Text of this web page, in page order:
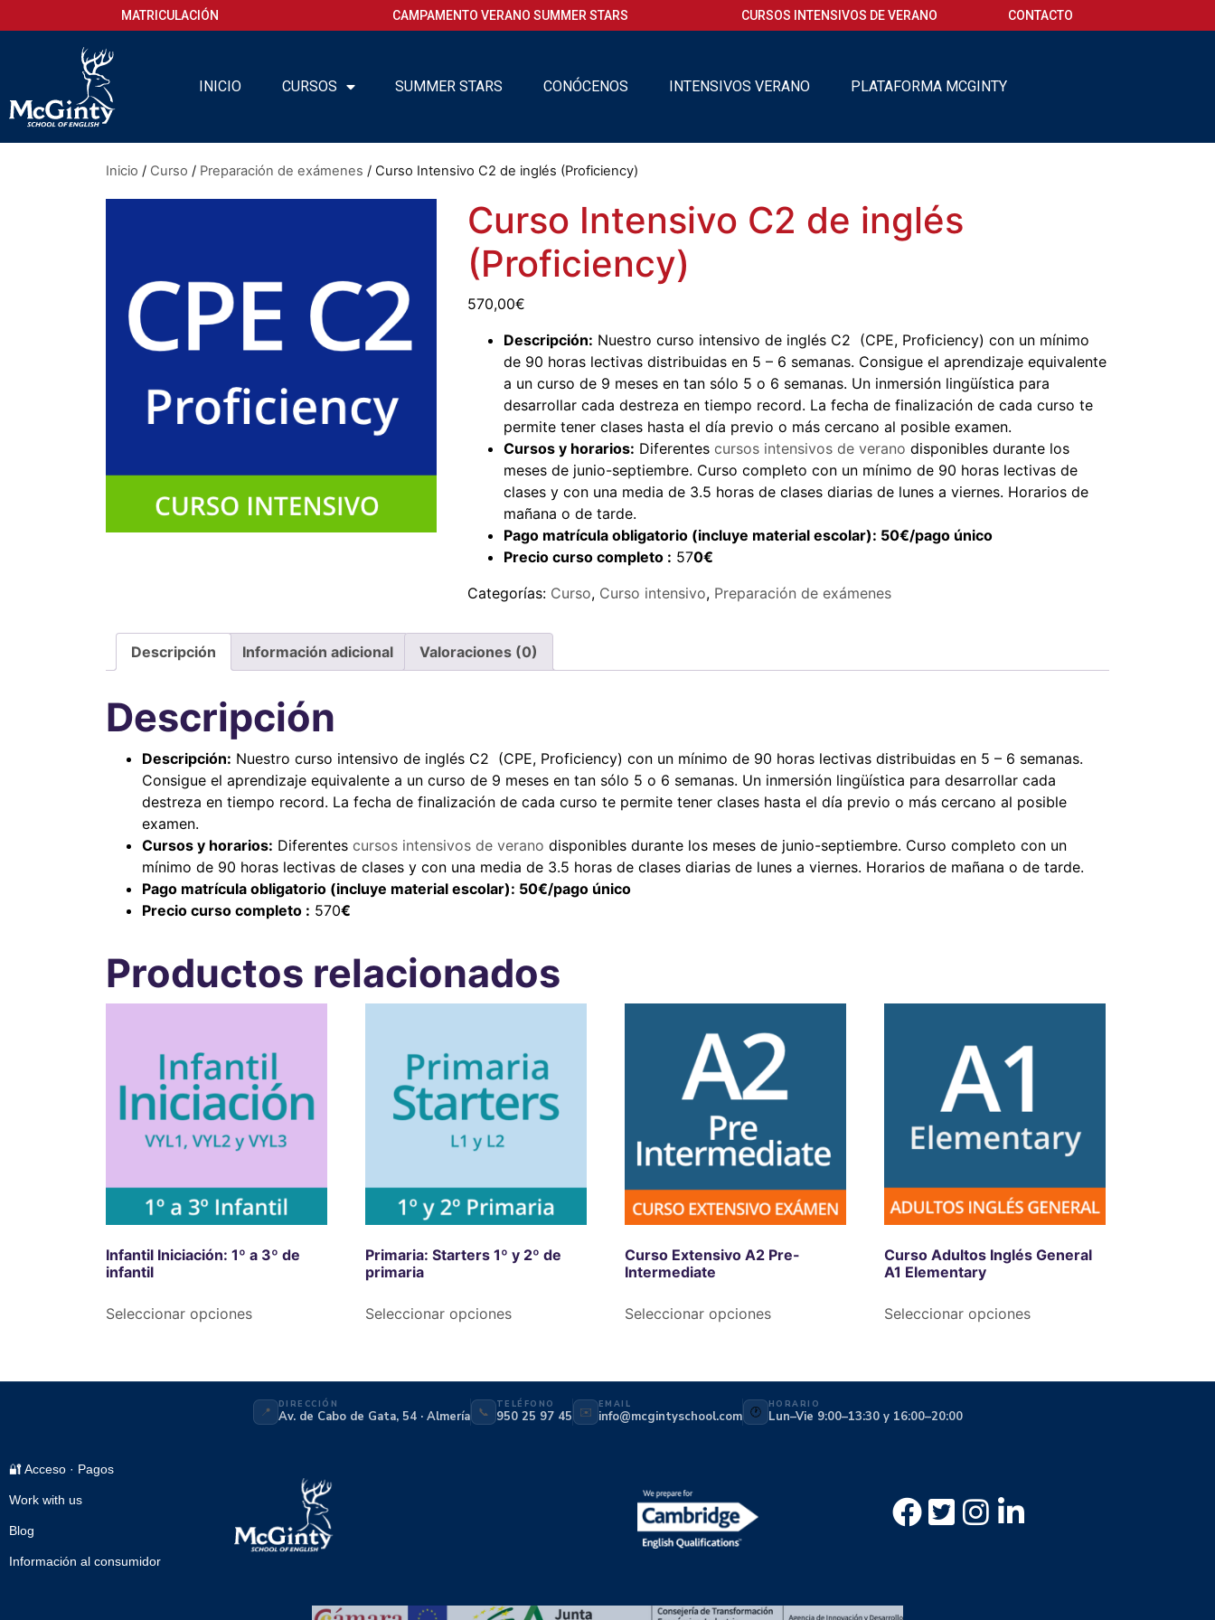
MATRICULACIÓN CAMPAMENTO VERANO SUMMER STARS CURSOS INTENSIVOS DE VERANO CONTACTO
INICIO CURSOS SUMMER STARS CONÓCENOS INTENSIVOS VERANO PLATAFORMA MCGINTY
Inicio / Curso / Preparación de exámenes / Curso Intensivo C2 de inglés (Proficiency)
Curso Intensivo C2 de inglés
(Proficiency)
570,00€
Descripción: Nuestro curso intensivo de inglés C2 (CPE, Proficiency) con un mínimo
de 90 horas lectivas distribuidas en 5 – 6 semanas. Consigue el aprendizaje equivalente
a un curso de 9 meses en tan sólo 5 o 6 semanas. Un inmersión lingüística para
desarrollar cada destreza en tiempo record. La fecha de finalización de cada curso te
permite tener clases hasta el día previo o más cercano al posible examen.
Cursos y horarios: Diferentes cursos intensivos de verano disponibles durante los
meses de junio-septiembre. Curso completo con un mínimo de 90 horas lectivas de
clases y con una media de 3.5 horas de clases diarias de lunes a viernes. Horarios de
mañana o de tarde.
Pago matrícula obligatorio (incluye material escolar): 50€/pago único
Precio curso completo : 570€
Categorías: Curso, Curso intensivo, Preparación de exámenes
Descripción Información adicional Valoraciones (0)
Descripción
Descripción: Nuestro curso intensivo de inglés C2 (CPE, Proficiency) con un mínimo de 90 horas lectivas distribuidas en 5 – 6 semanas.
Consigue el aprendizaje equivalente a un curso de 9 meses en tan sólo 5 o 6 semanas. Un inmersión lingüística para desarrollar cada
destreza en tiempo record. La fecha de finalización de cada curso te permite tener clases hasta el día previo o más cercano al posible
examen.
Cursos y horarios: Diferentes cursos intensivos de verano disponibles durante los meses de junio-septiembre. Curso completo con un
mínimo de 90 horas lectivas de clases y con una media de 3.5 horas de clases diarias de lunes a viernes. Horarios de mañana o de tarde.
Pago matrícula obligatorio (incluye material escolar): 50€/pago único
Precio curso completo : 570€
Productos relacionados
Infantil Iniciación: 1º a 3º de
infantil
Seleccionar opciones
Primaria: Starters 1º y 2º de
primaria
Seleccionar opciones
Curso Extensivo A2 Pre-
Intermediate
Seleccionar opciones
Curso Adultos Inglés General
A1 Elementary
Seleccionar opciones
📍
DIRECCIÓN
Av. de Cabo de Gata, 54 · Almería 📞
TELÉFONO
950 25 97 45 ✉️
EMAIL
info@mcgintyschool.com 🕐
HORARIO
Lun–Vie 9:00–13:30 y 16:00–20:00
🔐 Acceso · Pagos
Work with us
Blog
Información al consumidor